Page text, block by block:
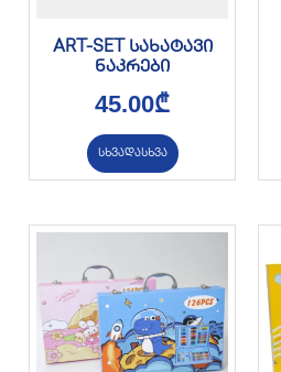
ART-SET სახატავი
ნაკრები
45.00₾
სხვადასხვა